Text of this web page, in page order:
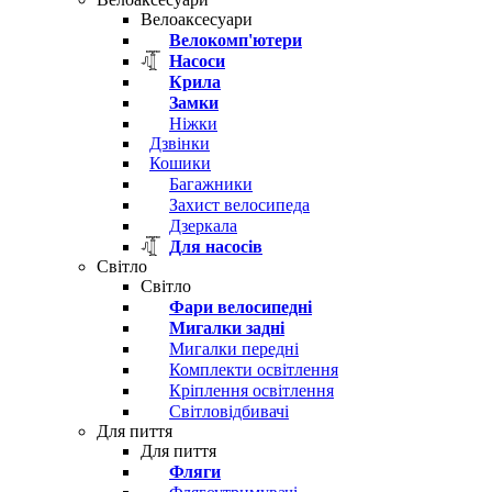
Велоаксесуари
Велокомп'ютери
Насоси
Крила
Замки
Ніжки
Дзвінки
Кошики
Багажники
Захист велосипеда
Дзеркала
Для насосів
Світло
Світло
Фари велосипедні
Мигалки задні
Мигалки передні
Комплекти освітлення
Кріплення освітлення
Світловідбивачі
Для пиття
Для пиття
Фляги